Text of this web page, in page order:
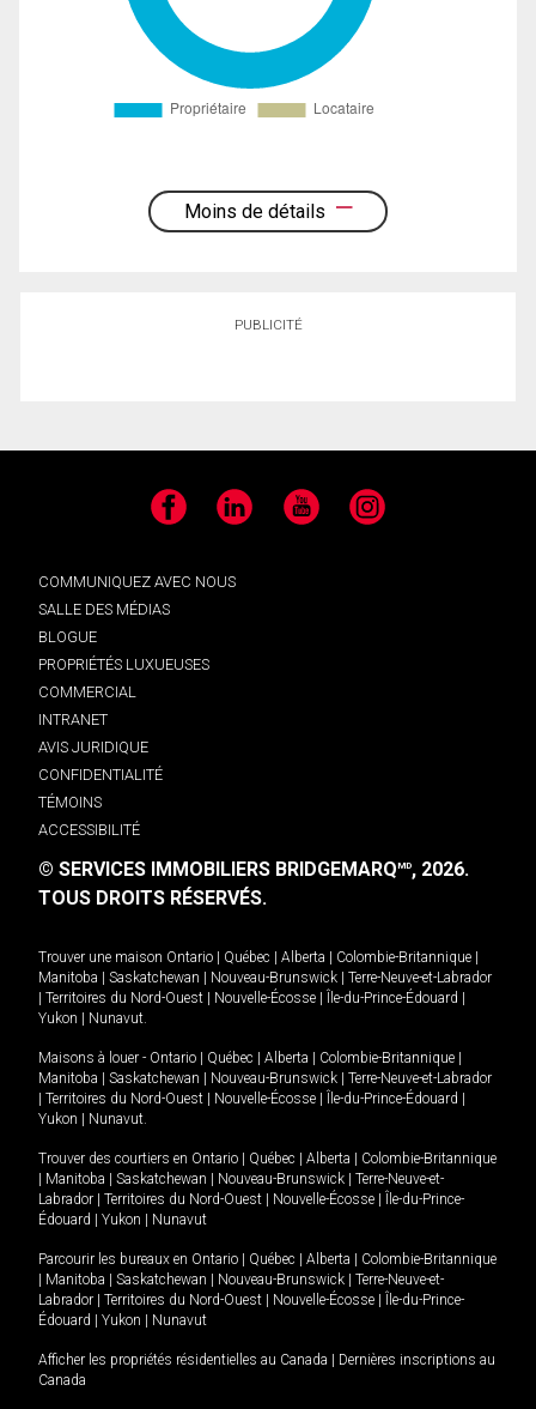
Moins de détails
PUBLICITÉ
Facebook LinkedIn YouTube Instagram
COMMUNIQUEZ AVEC NOUS
SALLE DES MÉDIAS
BLOGUE
PROPRIÉTÉS LUXUEUSES
COMMERCIAL
INTRANET
AVIS JURIDIQUE
CONFIDENTIALITÉ
TÉMOINS
ACCESSIBILITÉ
© SERVICES IMMOBILIERS BRIDGEMARQMD, 2026.
TOUS DROITS RÉSERVÉS.
Trouver une maison Ontario | Québec | Alberta | Colombie-Britannique |
Manitoba | Saskatchewan | Nouveau-Brunswick | Terre-Neuve-et-Labrador
| Territoires du Nord-Ouest | Nouvelle-Écosse | Île-du-Prince-Édouard |
Yukon | Nunavut
Maisons à louer - Ontario | Québec | Alberta | Colombie-Britannique |
Manitoba | Saskatchewan | Nouveau-Brunswick | Terre-Neuve-et-Labrador
| Territoires du Nord-Ouest | Nouvelle-Écosse | Île-du-Prince-Édouard |
Yukon | Nunavut
Trouver des courtiers en Ontario | Québec | Alberta | Colombie-Britannique
| Manitoba | Saskatchewan | Nouveau-Brunswick | Terre-Neuve-et-
Labrador | Territoires du Nord-Ouest | Nouvelle-Écosse | Île-du-Prince-
Édouard | Yukon | Nunavut
Parcourir les bureaux en Ontario | Québec | Alberta | Colombie-Britannique
| Manitoba | Saskatchewan | Nouveau-Brunswick | Terre-Neuve-et-
Labrador | Territoires du Nord-Ouest | Nouvelle-Écosse | Île-du-Prince-
Édouard | Yukon | Nunavut
Afficher les propriétés résidentielles au Canada | Dernières inscriptions au
Canada